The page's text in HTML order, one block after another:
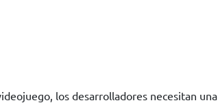
los desarrolladores necesitan una